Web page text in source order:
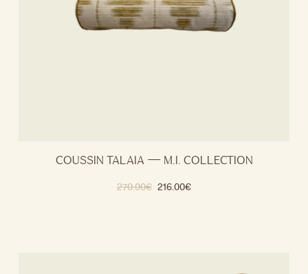
COUSSIN TALAIA — M.I. COLLECTION
270.00€ 216.00€